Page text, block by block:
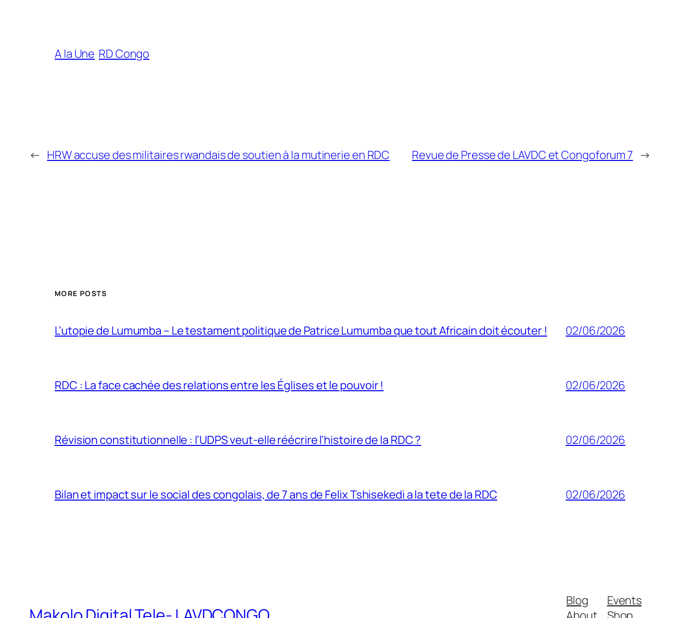
A la Une RD Congo
← HRW accuse des militaires rwandais de soutien à la mutinerie en RDC Revue de Presse de LAVDC et Congoforum 7 →
MORE POSTS
L’utopie de Lumumba – Le testament politique de Patrice Lumumba que tout Africain doit écouter ! 02/06/2026
RDC : La face cachée des relations entre les Églises et le pouvoir ! 02/06/2026
Révision constitutionnelle : l’UDPS veut-elle réécrire l’histoire de la RDC ? 02/06/2026
Bilan et impact sur le social des congolais, de 7 ans de Felix Tshisekedi a la tete de la RDC 02/06/2026
Blog
Events